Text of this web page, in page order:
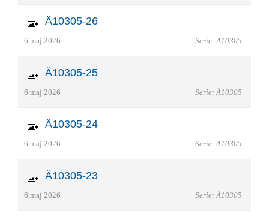
Ä10305-26
6 maj 2026 Serie: Ä10305
Ä10305-25
6 maj 2026 Serie: Ä10305
Ä10305-24
6 maj 2026 Serie: Ä10305
Ä10305-23
6 maj 2026 Serie: Ä10305